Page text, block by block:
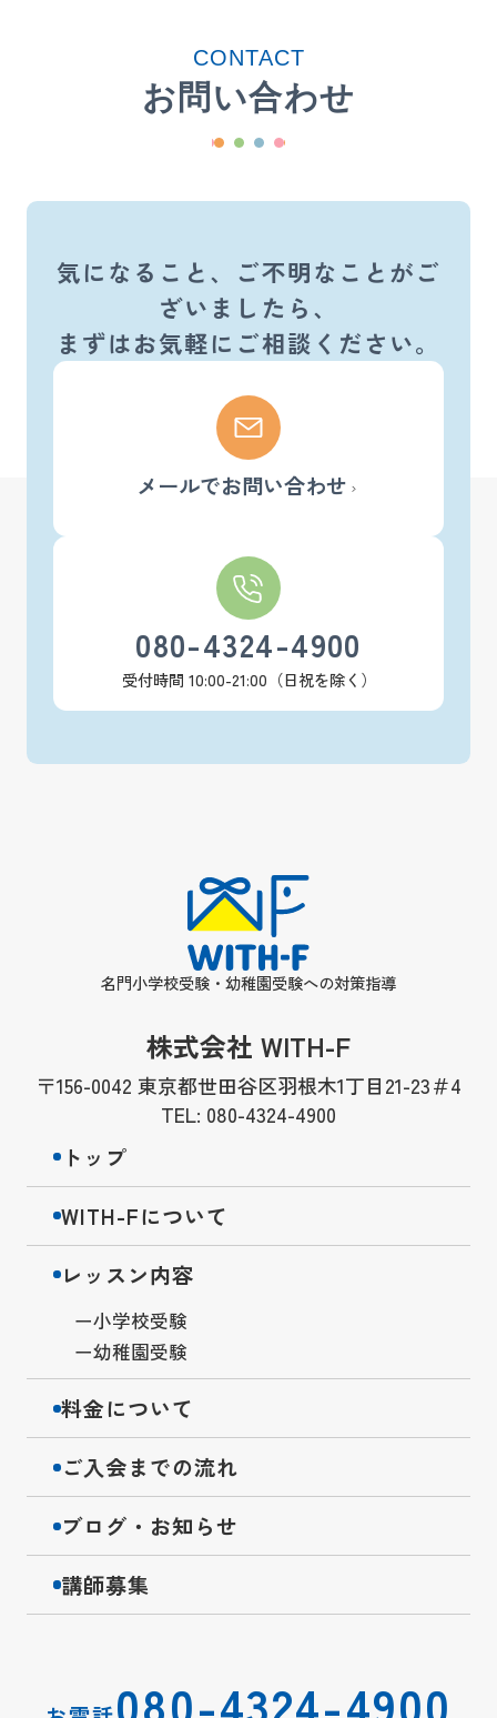
CONTACT
お問い合わせ
気になること、ご不明なことがご
ざいましたら、
まずはお気軽にご相談ください。
メールでお問い合わせ
080-4324-4900
受付時間 10:00-21:00（日祝を除く）
名門小学校受験・幼稚園受験への対策指導
株式会社 WITH-F
〒156-0042 東京都世田谷区羽根木1丁目21-23＃4
TEL: 080-4324-4900
トップ
WITH-Fについて
レッスン内容
小学校受験
幼稚園受験
料金について
ご入会までの流れ
ブログ・お知らせ
講師募集
080-4324-4900